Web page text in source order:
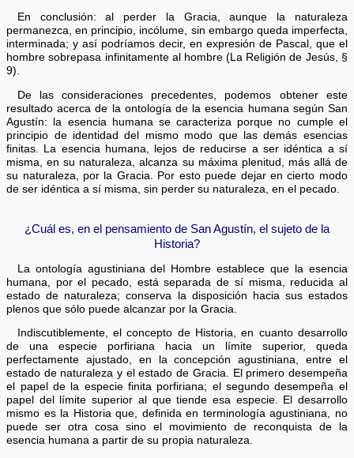
En conclusión: al perder la Gracia, aunque la naturaleza
permanezca, en principio, incólume, sin embargo queda imperfecta,
interminada; y así podríamos decir, en expresión de Pascal, que el
hombre sobrepasa infinitamente al hombre (La Religión de Jesús, §
9).
De las consideraciones precedentes, podemos obtener este
resultado acerca de la ontología de la esencia humana según San
Agustín: la esencia humana se caracteriza porque no cumple el
principio de identidad del mismo modo que las demás esencias
finitas. La esencia humana, lejos de reducirse a ser idéntica a sí
misma, en su naturaleza, alcanza su máxima plenitud, más allá de
su naturaleza, por la Gracia. Por esto puede dejar en cierto modo
de ser idéntica a sí misma, sin perder su naturaleza, en el pecado.
¿Cuál es, en el pensamiento de San Agustín, el sujeto de la
Historia?
La ontología agustiniana del Hombre establece que la esencia
humana, por el pecado, está separada de sí misma, reducida al
estado de naturaleza; conserva la disposición hacia sus estados
plenos que sólo puede alcanzar por la Gracia.
Indiscutiblemente, el concepto de Historia, en cuanto desarrollo
de una especie porfiriana hacia un límite superior, queda
perfectamente ajustado, en la concepción agustiniana, entre el
estado de naturaleza y el estado de Gracia. El primero desempeña
el papel de la especie finita porfiriana; el segundo desempeña el
papel del límite superior al que tiende esa especie. El desarrollo
mismo es la Historia que, definida en terminología agustiniana, no
puede ser otra cosa sino el movimiento de reconquista de la
esencia humana a partir de su propia naturaleza.